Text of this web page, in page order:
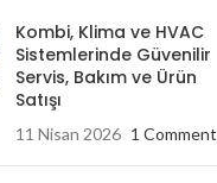
Kombi, Klima ve HVAC
Sistemlerinde Güvenilir
Servis, Bakım ve Ürün
Satışı
11 Nisan 2026 1 Comment